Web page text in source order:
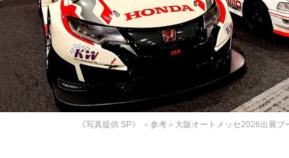
《写真提供 SP》 ＜参考＞大阪オートメッセ2026出展ブ